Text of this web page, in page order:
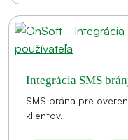
Integrácia SMS
SMS brána pre
klientov.